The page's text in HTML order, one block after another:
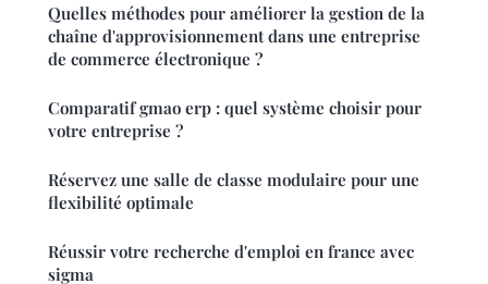
Quelles méthodes pour améliorer la gestion de la
chaîne d'approvisionnement dans une entreprise
de commerce électronique ?
Comparatif gmao erp : quel système choisir pour
votre entreprise ?
Réservez une salle de classe modulaire pour une
flexibilité optimale
Réussir votre recherche d'emploi en france avec
sigma